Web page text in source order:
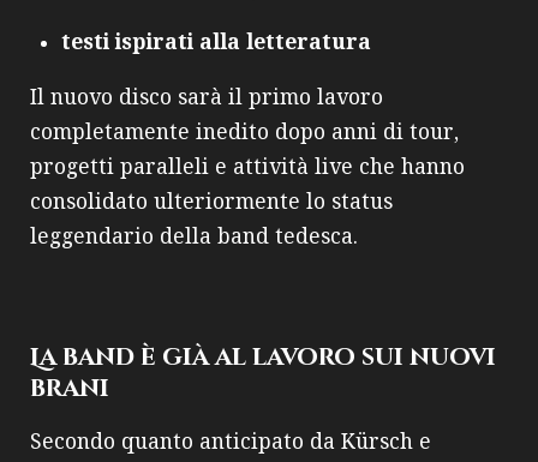
testi ispirati alla letteratura
Il nuovo disco sarà il primo lavoro
completamente inedito dopo anni di tour,
progetti paralleli e attività live che hanno
consolidato ulteriormente lo status
leggendario della band tedesca.
La band è già al lavoro sui nuovi
brani
Secondo quanto anticipato da Kürsch e